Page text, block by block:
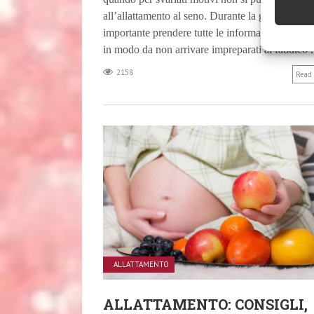
all’allattamento al seno. Durante la gravidanza è
importante prendere tutte le informazioni del
in modo da non arrivare impreparati al fatidico
2158
ALLATTAMENTO
ALLATTAMENTO: CONSIGLI,